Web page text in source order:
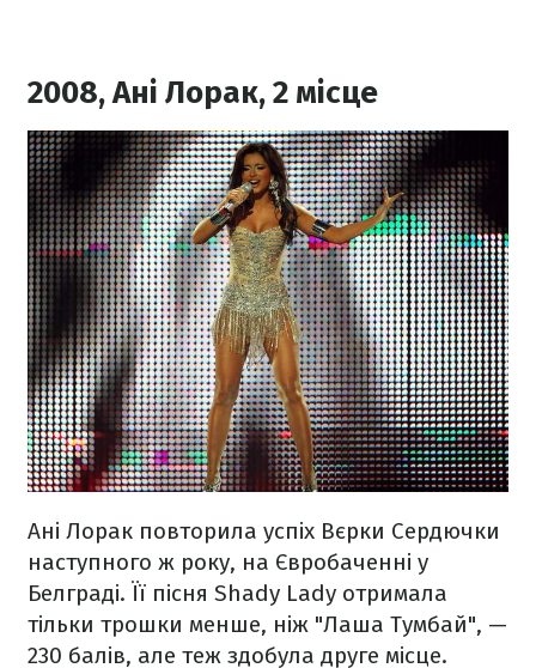
2008, Ані Лорак, 2 місце
Ані Лорак повторила успіх Вєрки Сердючки
наступного ж року, на Євробаченні у
Белграді. Її пісня Shady Lady отримала
тільки трошки менше, ніж "Лаша Тумбай", —
230 балів, але теж здобула друге місце.